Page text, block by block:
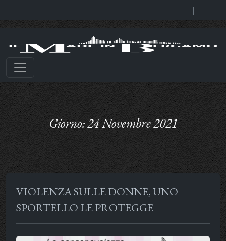
|
Giorno:24 Novembre 2021
VIOLENZA SULLE DONNE, UNO
SPORTELLO LE PROTEGGE